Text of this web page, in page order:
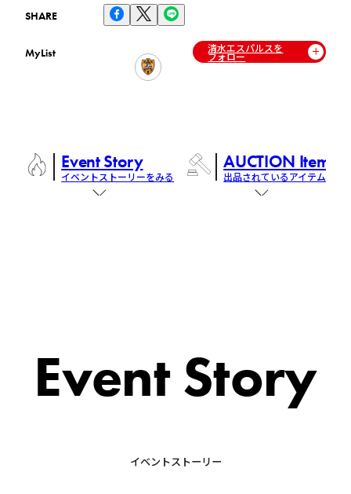
SHARE
MyList 清水エスパルスを
フォロー
Event Story
イベントストーリーをみる
AUCTION Items
出品されているアイテム
Event Story
イベントストーリー